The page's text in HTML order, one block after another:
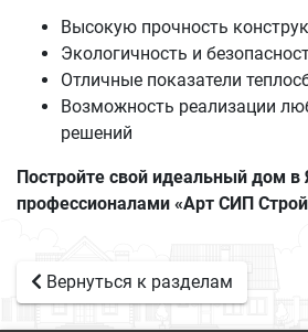
Высокую прочность
Экологичность и
Отличные показатели
Возможность реализации
решений
Постройте свой идеальный дом в
профессионалами «Арт СИП
Вернуться к разделам